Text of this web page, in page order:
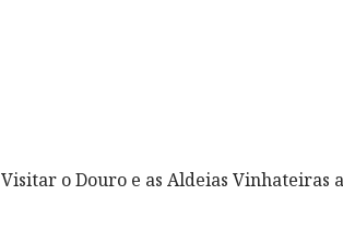
Visitar o Douro e as Aldeias Vinhateiras